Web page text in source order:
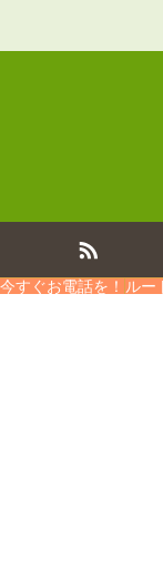
今すぐお電話を！ ルー